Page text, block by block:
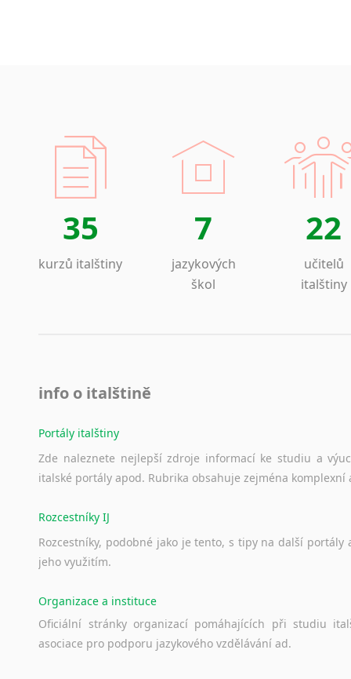
35
kurzů italštiny
7
jazykových
škol
22
učitelů
italštiny
info o italštině
Portály italštiny
Zde naleznete nejlepší zdroje informací ke studiu a
italské portály apod. Rubrika obsahuje zejména komplexní
Rozcestníky IJ
Rozcestníky, podobné jako je tento, s tipy na další portály
jeho využitím.
Organizace a instituce
Oficiální stránky organizací pomáhajících při studiu
asociace pro podporu jazykového vzdělávání ad.